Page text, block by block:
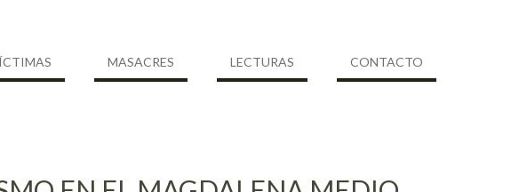
MASACRES LECTURAS CONTACTO